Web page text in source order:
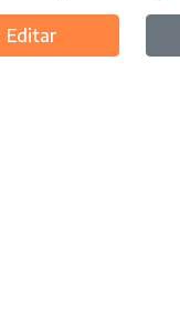
Editar